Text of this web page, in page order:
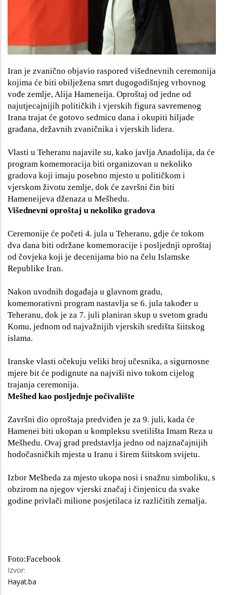
Iran je zvanično objavio raspored višednevnih ceremonija
kojima će biti obilježena smrt dugogodišnjeg vrhovnog
vođe zemlje, Alija Hameneija. Oproštaj od jedne od
najutjecajnijih političkih i vjerskih figura savremenog
Irana trajat će gotovo sedmicu dana i okupiti hiljade
građana, državnih zvaničnika i vjerskih lidera.
Vlasti u Teheranu najavile su, kako javlja Anadolija, da će
program komemoracija biti organizovan u nekoliko
gradova koji imaju posebno mjesto u političkom i
vjerskom životu zemlje, dok će završni čin biti
Hameneijeva dženaza u Mešhedu.
Višednevni oproštaj u nekoliko gradova
Ceremonije će početi 4. jula u Teheranu, gdje će tokom
dva dana biti održane komemoracije i posljednji oproštaj
od čovjeka koji je decenijama bio na čelu Islamske
Republike Iran.
Nakon uvodnih događaja u glavnom gradu,
komemorativni program nastavlja se 6. jula također u
Teheranu, dok je za 7. juli planiran skup u svetom gradu
Komu, jednom od najvažnijih vjerskih središta šiitskog
islama.
Iranske vlasti očekuju veliki broj učesnika, a sigurnosne
mjere bit će podignute na najviši nivo tokom cijelog
trajanja ceremonija.
Mešhed kao posljednje počivalište
Završni dio oproštaja predviđen je za 9. juli, kada će
Hamenei biti ukopan u kompleksu svetilišta Imam Reza u
Mešhedu. Ovaj grad predstavlja jedno od najznačajnijih
hodočasničkih mjesta u Iranu i širem šiitskom svijetu.
Izbor Mešheda za mjesto ukopa nosi i snažnu simboliku, s
obzirom na njegov vjerski značaj i činjenicu da svake
godine privlači milione posjetilaca iz različitih zemalja.
Foto:Facebook
Izvor:
Hayat.ba